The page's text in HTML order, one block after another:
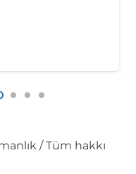
/ Tüm hakkı